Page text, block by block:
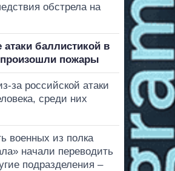
обстрела на
атаки баллистикой в
пожары
за российской атаки
среди них
военных из полка
начали переводить
подразделения –